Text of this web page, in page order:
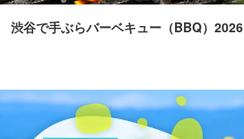
渋谷で手ぶらバーベキュー（BBQ）2026